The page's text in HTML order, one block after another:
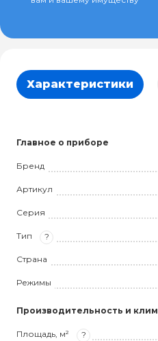
Характеристики
Главное о приборе
Бренд
Артикул
Серия
Тип ?
Страна
Режимы
Производительность и
Площадь, м² ?